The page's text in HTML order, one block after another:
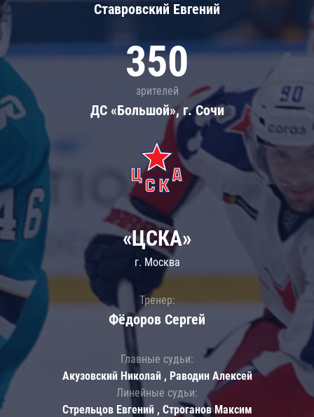
Ставровский Евгений
350
зрителей
ДС «Большой», г. Сочи
«ЦСКА»
г. Москва
Тренер:
Фёдоров Сергей
Главные судьи:
Акузовский Николай , Раводин Алексей
Линейные судьи:
Стрельцов Евгений , Строганов Максим